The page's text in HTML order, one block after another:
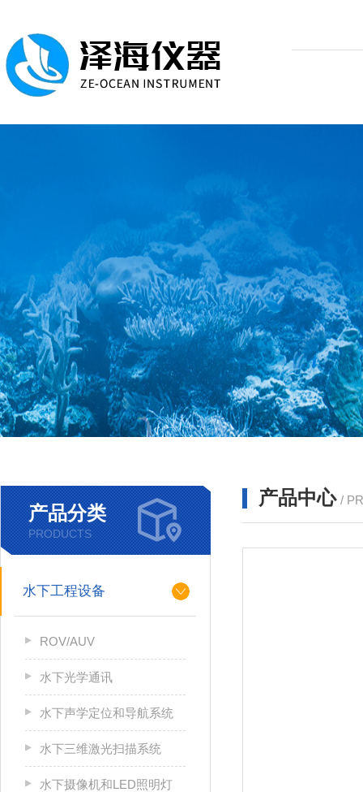
产品分类
PRODUCTS
水下工程设备
ROV/AUV
水下光学通讯
水下声学定位和导航系统
水下三维激光扫描系统
水下摄像机和LED照明灯
产品中心 /